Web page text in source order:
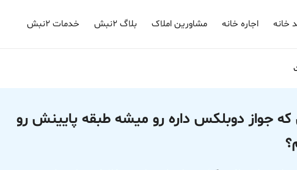
خانه اجاره خانه مشاورین املاک بلاگ ۲نبش خدمات ۲نبش
جواز دوبلکس داره رو میشه طبقه پایینش رو